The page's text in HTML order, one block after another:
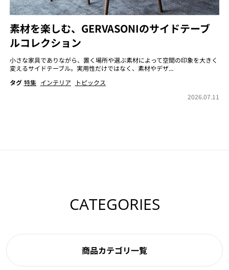
素材を楽しむ、GERVASONIのサイドテーブ
ルコレクション
小さな家具でありながら、置く場所や選ぶ素材によって空間の印象を大きく
変えるサイドテーブル。実用性だけではなく、素材やデザ...
タグ 特集 インテリア
トピックス
2026.07.11
CATEGORIES
商品カテゴリ一覧